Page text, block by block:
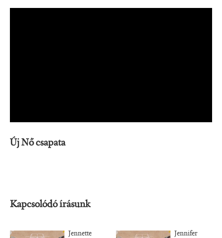
Új Nő csapata
Kapcsolódó írásunk
Jennette
Jennifer